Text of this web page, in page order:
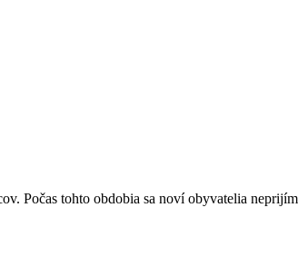
Počas tohto obdobia sa noví obyvatelia